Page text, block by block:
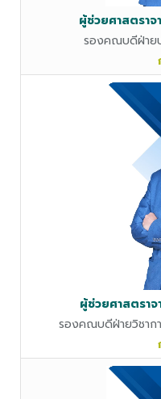
ผู้ช่วยศาสตรา
รองคณบดีฝ่ายบ
ผู้ช่วยศาสตรา
รองคณบดีฝ่ายวิชา